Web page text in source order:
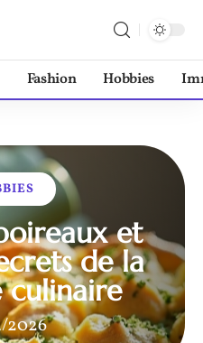
Fashion Hobbies
et
de la
culinaire
2026